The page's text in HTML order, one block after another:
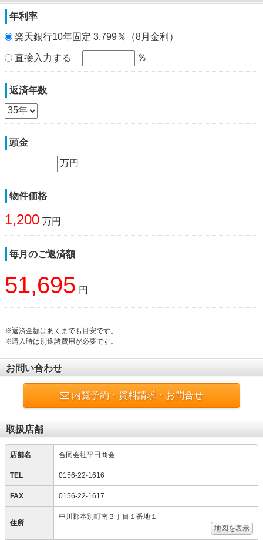
年利率
楽天銀行10年固定 3.799％（8月金利）
直接入力する ％
返済年数
頭金
万円
物件価格
1,200 万円
毎月のご返済額
51,695 円
※返済金額はあくまでも目安です。
※購入時は別途諸費用が必要です。
お問い合わせ
内覧予約・資料請求・お問合せ
取扱店舗
店舗名 合同会社平田商会
TEL 0156-22-1616
FAX 0156-22-1617
住所
中川郡本別町南３丁目１番地１
地図を表示